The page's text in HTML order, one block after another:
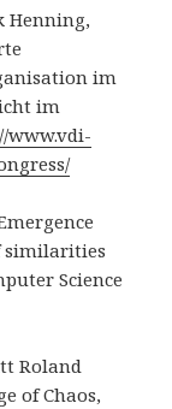
Henning,
im
im
www.vdi-
similarities
Science
Roland
of Chaos,